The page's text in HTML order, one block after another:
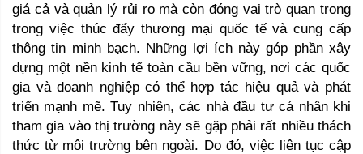
giá cả và quản lý rủi ro mà còn đóng vai trò quan trọng
trong việc thúc đẩy thương mại quốc tế và cung cấp
thông tin minh bạch. Những lợi ích này góp phần xây
dựng một nền kinh tế toàn cầu bền vững, nơi các quốc
gia và doanh nghiệp có thể hợp tác hiệu quả và phát
triển mạnh mẽ. Tuy nhiên, các nhà đầu tư cá nhân khi
tham gia vào thị trường này sẽ gặp phải rất nhiều thách
thức từ môi trường bên ngoài. Do đó, việc liên tục cập